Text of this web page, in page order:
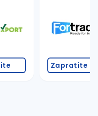
Zapratite